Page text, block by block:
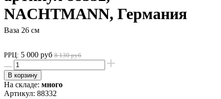
NACHTMANN, Германия
Ваза 26 см
РРЦ: 5 000 руб 8 130 руб
В корзину
На складе: много
Артикул: 88332